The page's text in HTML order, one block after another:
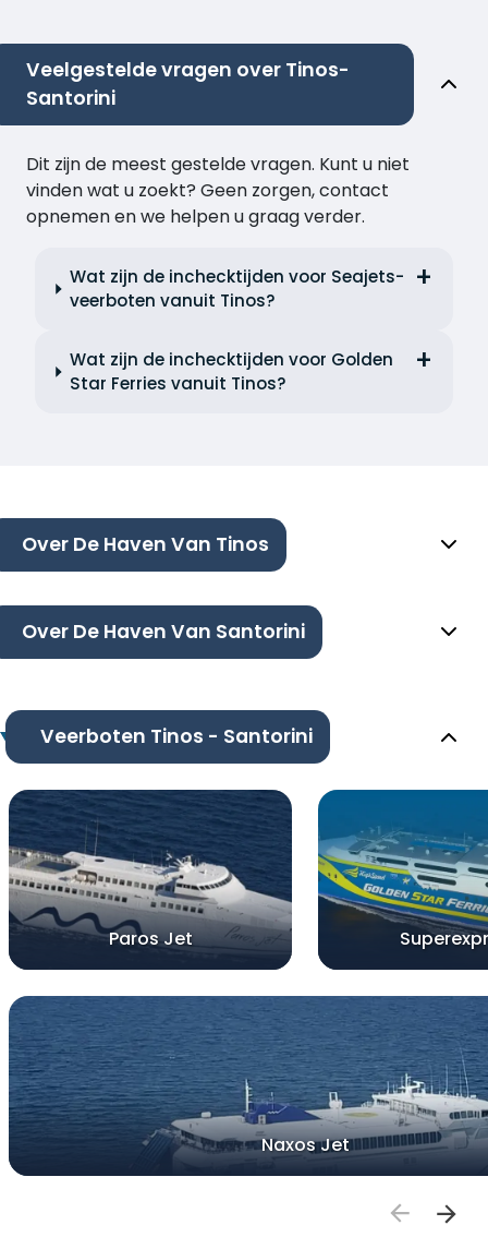
Veelgestelde vragen over Tinos-
Santorini
Dit zijn de meest gestelde vragen. Kunt u niet
vinden wat u zoekt? Geen zorgen, contact
opnemen en we helpen u graag verder.
Wat zijn de inchecktijden voor Seajets-
veerboten vanuit Tinos?
Wat zijn de inchecktijden voor Golden
Star Ferries vanuit Tinos?
Over De Haven Van Tinos
Over De Haven Van Santorini
Veerboten Tinos - Santorini
Paros Jet
Naxos Jet